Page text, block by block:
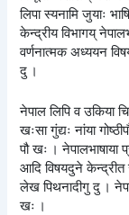
लिपा स्यनामि जुयाः
केन्द्रीय विभागय्
वर्णनात्मक अध्ययन
दु ।
नेपाल लिपि व उकिया
खःसा गुंद्यः नांया
पौ खः । नेपालभाषाया
आदि विषयदुने
लेख पिथनादीगु दु ।
खः ।